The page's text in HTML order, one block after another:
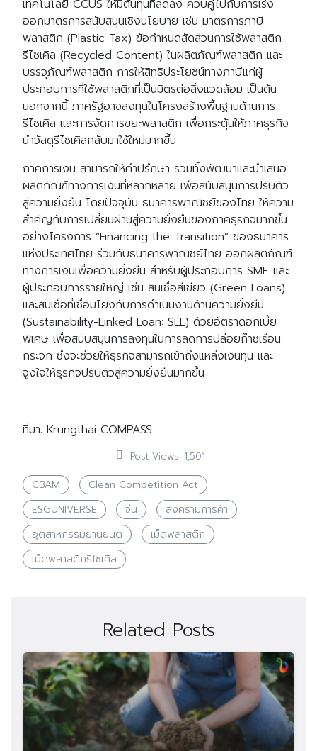
เทคโนโลยี CCUS ให้มีต้นทุนที่ลดลง ควบคู่ไปกับการเร่ง
ออกมาตรการสนับสนุนเชิงนโยบาย เช่น มาตรการภาษี
พลาสติก (Plastic Tax) ข้อกำหนดสัดส่วนการใช้พลาสติก
รีไซเคิล (Recycled Content) ในผลิตภัณฑ์พลาสติก และ
บรรจุภัณฑ์พลาสติก การให้สิทธิประโยชน์ทางภาษีแก่ผู้
ประกอบการที่ใช้พลาสติกที่เป็นมิตรต่อสิ่งแวดล้อม เป็นต้น
นอกจากนี้ ภาครัฐอาจลงทุนในโครงสร้างพื้นฐานด้านการ
รีไซเคิล และการจัดการขยะพลาสติก เพื่อกระตุ้นให้ภาคธุรกิจ
นำวัสดุรีไซเคิลกลับมาใช้ใหม่มากขึ้น
ภาคการเงิน สามารถให้คำปรึกษา รวมทั้งพัฒนาและนำเสนอ
ผลิตภัณฑ์ทางการเงินที่หลากหลาย เพื่อสนับสนุนการปรับตัว
สู่ความยั่งยืน โดยปัจจุบัน ธนาคารพาณิชย์ของไทย ให้ความ
สำคัญกับการเปลี่ยนผ่านสู่ความยั่งยืนของภาคธุรกิจมากขึ้น
อย่างโครงการ “Financing the Transition” ของธนาคาร
แห่งประเทศไทย ร่วมกับธนาคารพาณิชย์ไทย ออกผลิตภัณฑ์
ทางการเงินเพื่อความยั่งยืน สำหรับผู้ประกอบการ SME และ
ผู้ประกอบการรายใหญ่ เช่น สินเชื่อสีเขียว (Green Loans)
และสินเชื่อที่เชื่อมโยงกับการดำเนินงานด้านความยั่งยืน
(Sustainability-Linked Loan: SLL) ด้วยอัตราดอกเบี้ย
พิเศษ เพื่อสนับสนุนการลงทุนในการลดการปล่อยก๊าซเรือน
กระจก ซึ่งจะช่วยให้ธุรกิจสามารถเข้าถึงแหล่งเงินทุน และ
จูงใจให้ธุรกิจปรับตัวสู่ความยั่งยืนมากขึ้น
ที่มา: Krungthai COMPASS
Post Views: 1,501
CBAM
Clean Competition Act
ESGUNIVERSE
จีน
สงครามการค้า
อุตสาหกรรมยานยนต์
เม็ดพลาสติก
เม็ดพลาสติกรีไซเคิล
Related Posts